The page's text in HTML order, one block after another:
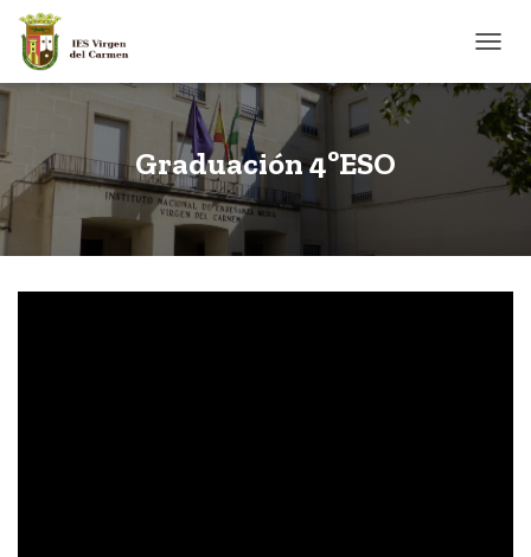
Graduación 4ºESO